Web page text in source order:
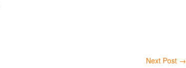
Next Post →